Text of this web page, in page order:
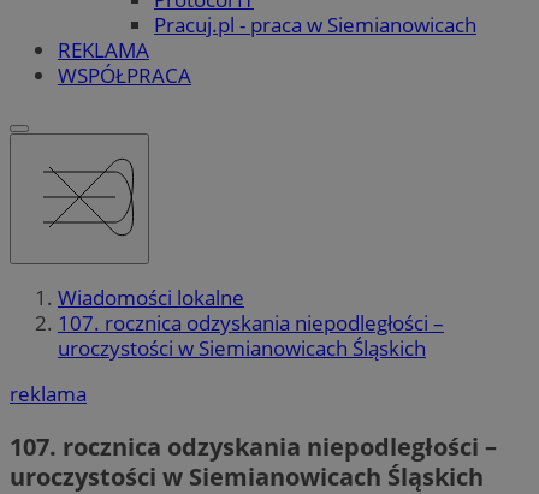
Pracuj.pl - praca w Siemianowicach
REKLAMA
WSPÓŁPRACA
Wiadomości lokalne
107. rocznica odzyskania niepodległości –
uroczystości w Siemianowicach Śląskich
reklama
107. rocznica odzyskania niepodległości –
uroczystości w Siemianowicach Śląskich